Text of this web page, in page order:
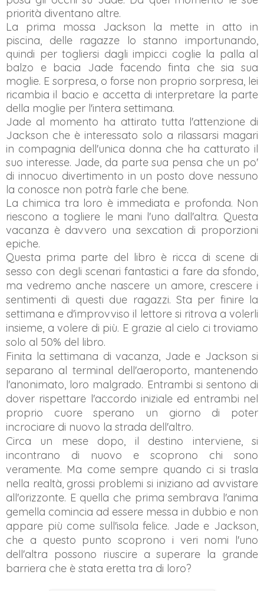
priorità diventano altre.
La prima mossa Jackson la mette in atto in
piscina, delle ragazze lo stanno importunando,
quindi per togliersi dagli impicci coglie la palla al
balzo e bacia Jade facendo finta che sia sua
moglie. E sorpresa, o forse non proprio sorpresa, lei
ricambia il bacio e accetta di interpretare la parte
della moglie per l'intera settimana.
Jade al momento ha attirato tutta l'attenzione di
Jackson che è interessato solo a rilassarsi magari
in compagnia dell'unica donna che ha catturato il
suo interesse. Jade, da parte sua pensa che un po'
di innocuo divertimento in un posto dove nessuno
la conosce non potrà farle che bene.
La chimica tra loro è immediata e profonda. Non
riescono a togliere le mani l'uno dall'altra. Questa
vacanza è davvero una sexcation di proporzioni
epiche.
Questa prima parte del libro è ricca di scene di
sesso con degli scenari fantastici a fare da sfondo,
ma vedremo anche nascere un amore, crescere i
sentimenti di questi due ragazzi. Sta per finire la
settimana e d'improvviso il lettore si ritrova a volerli
insieme, a volere di più. E grazie al cielo ci troviamo
solo al 50% del libro.
Finita la settimana di vacanza, Jade e Jackson si
separano al terminal dell'aeroporto, mantenendo
l'anonimato, loro malgrado. Entrambi si sentono di
dover rispettare l'accordo iniziale ed entrambi nel
proprio cuore sperano un giorno di poter
incrociare di nuovo la strada dell'altro.
Circa un mese dopo, il destino interviene, si
incontrano di nuovo e scoprono chi sono
veramente. Ma come sempre quando ci si trasla
nella realtà, grossi problemi si iniziano ad avvistare
all'orizzonte. E quella che prima sembrava l'anima
gemella comincia ad essere messa in dubbio e non
appare più come sull'isola felice. Jade e Jackson,
che a questo punto scoprono i veri nomi l'uno
dell'altra possono riuscire a superare la grande
barriera che è stata eretta tra di loro?